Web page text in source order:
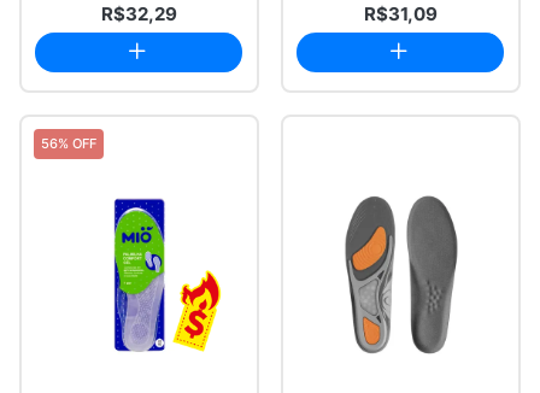
R$32,29 R$31,09
56% OFF